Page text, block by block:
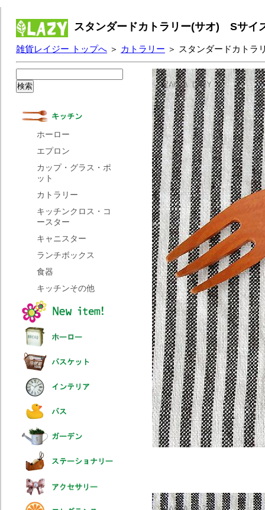
スタンダードカトラリー(サオ) Sサイ
雑貨レイジー トップへ ＞ カトラリー ＞ スタンダードカト
ホーロー
エプロン
カップ・グラス・ポ
ット
カトラリー
キッチンクロス・コ
ースター
キャニスター
ランチボックス
食器
キッチンその他